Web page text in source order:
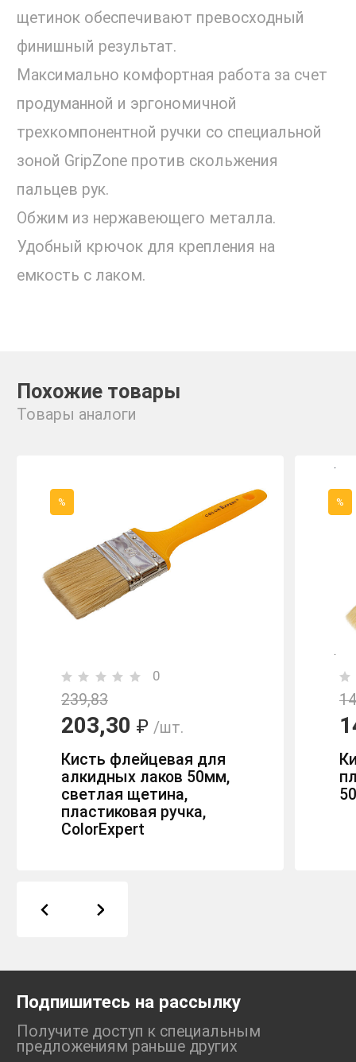
щетинок обеспечивают превосходный
финишный результат.
Максимально комфортная работа за счет
продуманной и эргономичной
трехкомпонентной ручки со специальной
зоной GripZone против скольжения
пальцев рук.
Обжим из нержавеющего металла.
Удобный крючок для крепления на
емкость с лаком.
Похожие товары
Товары аналоги
%
0
239,83
203,30 ₽ /шт.
Кисть флейцевая для
алкидных лаков 50мм,
светлая щетина,
пластиковая ручка,
ColorExpert
%
Подпишитесь на рассылку
Получите доступ к специальным
предложениям раньше других